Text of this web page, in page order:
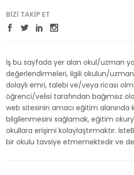
BIZI TAKIP ET
İş bu sayfada yer alan okul/uzman
değerlendirmeleri, ilgili okulun/
dolaylı emri, talebi ve/veya ricası
öğrenci/velisi tarafından bağımsız
web sitesinin amacı eğitim alanında
bilgilenmesini sağlamak, eğitim
okullara erişimi kolaylaştırmaktır.
bir okulu tavsiye etmemektedir ve